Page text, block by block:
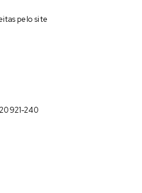
pelo site
240